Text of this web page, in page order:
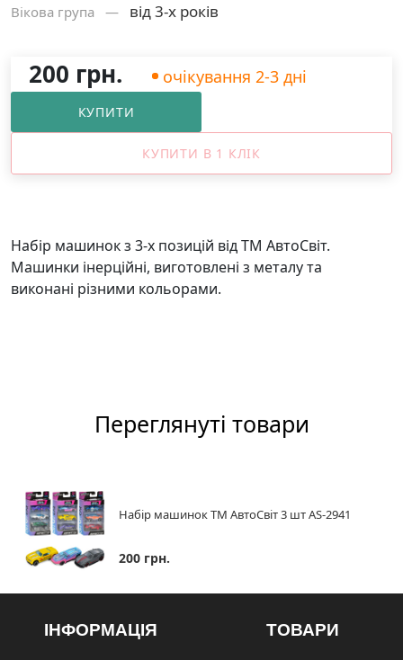
Вікова група — від 3-х років
200 грн. очікування 2-3 дні
КУПИТИ
КУПИТИ В 1 КЛІК
Набір машинок з 3-х позицій від ТМ АвтоСвіт.
Машинки інерційні, виготовлені з металу та
виконані різними кольорами.
Переглянуті товари
Набір машинок ТМ АвтоСвіт 3 шт AS-2941
200 грн.
ІНФОРМАЦІЯ ТОВАРИ